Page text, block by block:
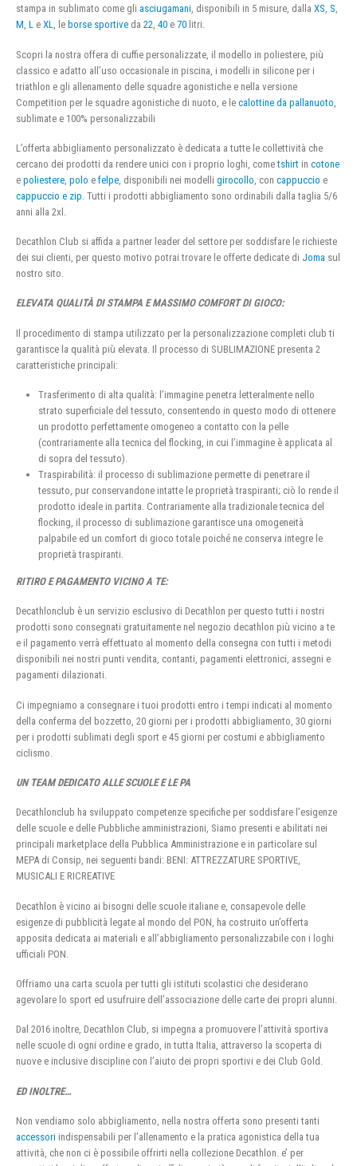
stampa in sublimato come gli asciugamani, disponibili in 5 misure, dalla XS, S,
M, L e XL, le borse sportive da 22, 40 e 70 litri.
Scopri la nostra offera di cuffie personalizzate, il modello in poliestere, più
classico e adatto all’uso occasionale in piscina, i modelli in silicone per i
triathlon e gli allenamento delle squadre agonistiche e nella versione
Competition per le squadre agonistiche di nuoto, e le calottine da pallanuoto
sublimate e 100% personalizzabili
L’offerta abbigliamento personalizzato è dedicata a tutte le collettività che
cercano dei prodotti da rendere unici con i proprio loghi, cometshirt in cotone
e poliestere polo e felpe , disponibili nei modelli girocollo , con cappuccio e
cappuccio e zip . Tutti i prodotti abbigliamento sono ordinabili dalla taglia 5/6
anni alla 2xl.
Decathlon Club si affida a partner leader del settore per soddisfare le richieste
dei sui clienti, per questo motivo potrai trovare le offerte dedicate di Joma sul
nostro sito.
ELEVATA QUALITÀ DI STAMPA E MASSIMO COMFORT DI GIOCO:
Il procedimento di stampa utilizzato per la personalizzazione completi club ti
garantisce la qualità più elevata. Il processo di SUBLIMAZIONE presenta 2
caratteristiche principali:
Trasferimento di alta qualità: l’immagine penetra letteralmente nello
strato superficiale del tessuto, consentendo in questo modo di ottenere
un prodotto perfettamente omogeneo a contatto con la pelle
(contrariamente alla tecnica del flocking, in cui l’immagine è applicata al
di sopra del tessuto).
Traspirabilità: il processo di sublimazione permette di penetrare il
tessuto, pur conservandone intatte le proprietà traspiranti; ciò lo rende il
prodotto ideale in partita. Contrariamente alla tradizionale tecnica del
flocking, il processo di sublimazione garantisce una omogeneità
palpabile ed un comfort di gioco totale poiché ne conserva integre le
proprietà traspiranti.
RITIRO E PAGAMENTO VICINO A TE:
Decathlonclub è un servizio esclusivo di Decathlon per questo tutti i nostri
prodotti sono consegnati gratuitamente nel negozio decathlon più vicino a te
e il pagamento verrà effettuato al momento della consegna con tutti i metodi
disponibili nei nostri punti vendita, contanti, pagamenti elettronici, assegni e
pagamenti dilazionati.
Ci impegniamo a consegnare i tuoi prodotti entro i tempi indicati al momento
della conferma del bozzetto, 20 giorni per i prodotti abbigliamento, 30 giorni
per i prodotti sublimati degli sport e 45 giorni per costumi e abbigliamento
ciclismo.
UN TEAM DEDICATO ALLE SCUOLE E LE PA
Decathlonclub ha sviluppato competenze specifiche per soddisfare l’esigenze
delle scuole e delle Pubbliche amministrazioni, Siamo presenti e abilitati nei
principali marketplace della Pubblica Amministrazione e in particolare sul
MEPA di Consip, nei seguenti bandi: BENI: ATTREZZATURE SPORTIVE,
MUSICALI E RICREATIVE
Decathlon è vicino ai bisogni delle scuole italiane e, consapevole delle
esigenze di pubblicità legate al mondo del PON, ha costruito un’offerta
apposita dedicata ai materiali e all’abbigliamento personalizzabile con i loghi
ufficiali PON.
Offriamo una carta scuola per tutti gli istituti scolastici che desiderano
agevolare lo sport ed usufruire dell’associazione delle carte dei propri alunni.
Dal 2016 inoltre, Decathlon Club, si impegna a promuovere l’attività sportiva
nelle scuole di ogni ordine e grado, in tutta Italia, attraverso la scoperta di
nuove e inclusive discipline con l’aiuto dei propri sportivi e dei Club Gold.
ED INOLTRE…
Non vendiamo solo abbigliamento, nella nostra offerta sono presenti tanti
accessori indispensabili per l’allenamento e la pratica agonistica della tua
attività, che non ci è possibile offrirti nella collezione Decathlon. e’ per